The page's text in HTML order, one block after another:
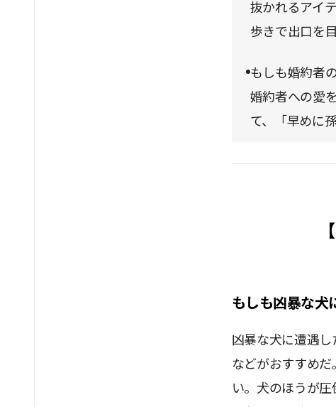
抜かれるアイ
歩きで出口を
もしも婚約者
婚約者への愛
て、「早めに
もしも凶暴な犬
凶暴な犬に遭遇
などがおすすめ
い。犬のほうが